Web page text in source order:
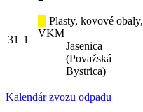
31 1
Plasty, kovové obaly,
VKM
Jasenica
(Považská
Bystrica)
Kalendár zvozu odpadu